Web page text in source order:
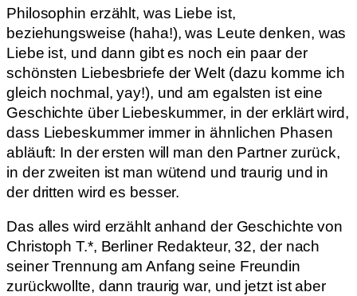
Philosophin erzählt, was Liebe ist,
beziehungsweise (haha!), was Leute denken, was
Liebe ist, und dann gibt es noch ein paar der
schönsten Liebesbriefe der Welt (dazu komme ich
gleich nochmal, yay!), und am egalsten ist eine
Geschichte über Liebeskummer, in der erklärt wird,
dass Liebeskummer immer in ähnlichen Phasen
abläuft: In der ersten will man den Partner zurück,
in der zweiten ist man wütend und traurig und in
der dritten wird es besser.
Das alles wird erzählt anhand der Geschichte von
Christoph T.*, Berliner Redakteur, 32, der nach
seiner Trennung am Anfang seine Freundin
zurückwollte, dann traurig war, und jetzt ist aber